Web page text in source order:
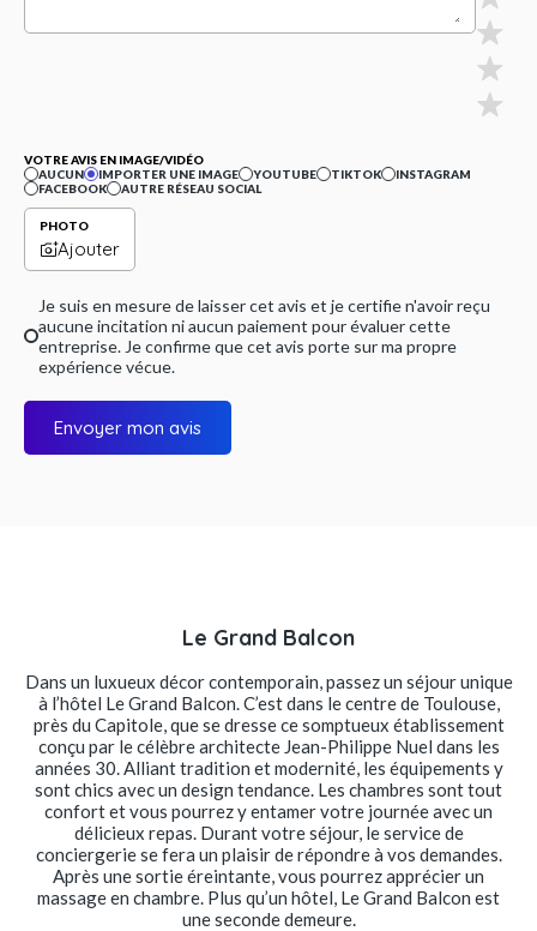
VOTRE AVIS EN IMAGE/VIDÉO
AUCUN
IMPORTER UNE IMAGE YOUTUBE TIKTOK
INSTAGRAM
FACEBOOK
AUTRE RÉSEAU SOCIAL
PHOTO
Ajouter
Je suis en mesure de laisser cet avis et je certifie n'avoir reçu
aucune incitation ni aucun paiement pour évaluer cette
entreprise. Je confirme que cet avis porte sur ma propre
expérience vécue.
Envoyer mon avis
Le Grand Balcon
Dans un luxueux décor contemporain, passez un séjour unique
à l’hôtel Le Grand Balcon. C’est dans le centre de Toulouse,
près du Capitole, que se dresse ce somptueux établissement
conçu par le célèbre architecte Jean-Philippe Nuel dans les
années 30. Alliant tradition et modernité, les équipements y
sont chics avec un design tendance. Les chambres sont tout
confort et vous pourrez y entamer votre journée avec un
délicieux repas. Durant votre séjour, le service de
conciergerie se fera un plaisir de répondre à vos demandes.
Après une sortie éreintante, vous pourrez apprécier un
massage en chambre. Plus qu’un hôtel, Le Grand Balcon est
une seconde demeure.